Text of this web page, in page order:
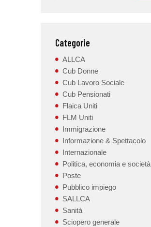
Categorie
ALLCA
Cub Donne
Cub Lavoro Sociale
Cub Pensionati
Flaica Uniti
FLM Uniti
Immigrazione
Informazione & Spettacolo
Internazionale
Politica, economia e società
Poste
Pubblico impiego
SALLCA
Sanità
Sciopero generale